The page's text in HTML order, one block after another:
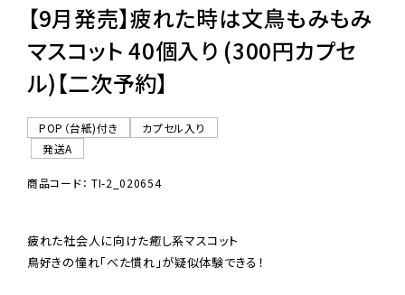
06-6282-7659
【9月発売】疲れた時は文鳥もみもみ
マスコット 40個入り (300円カプセ
ル)【二次予約】
POP（台紙)付き
カプセル入り
発送A
商品コード： TI-2_020654
疲れた社会人に向けた癒し系マスコット
鳥好きの憧れ「べた慣れ」が疑似体験できる！